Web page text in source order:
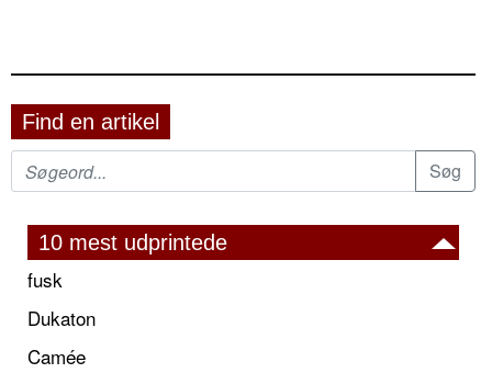
Find en artikel
10 mest udprintede
fusk
Dukaton
Camée